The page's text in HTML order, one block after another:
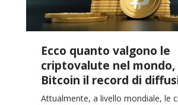
Ecco quanto valgono le
criptovalute nel mondo,
Bitcoin il record di
Attualmente, a livello mondiale, le